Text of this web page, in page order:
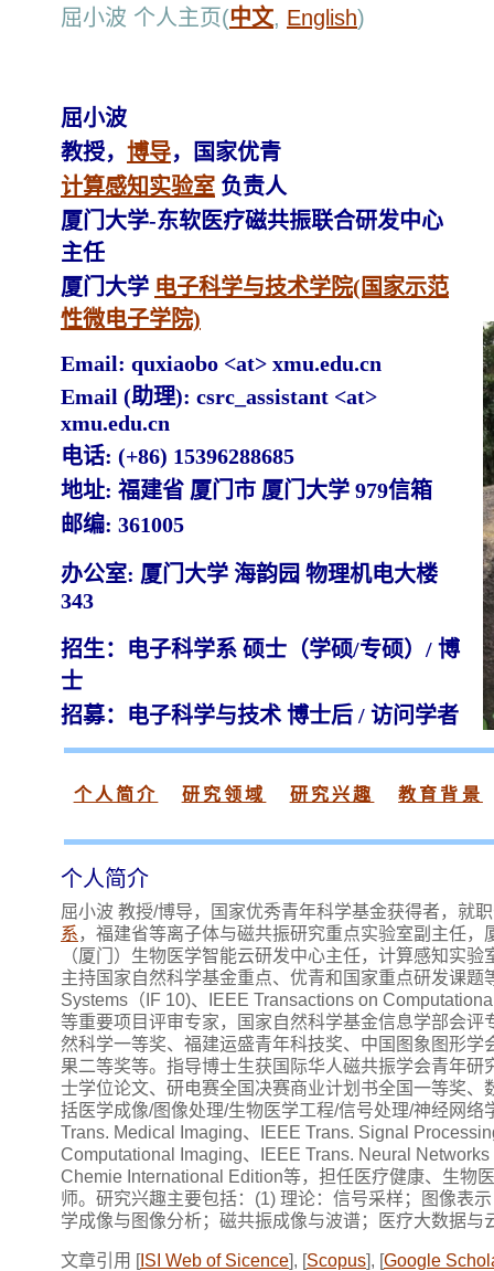
屈小波 个人主页(中文, English)
屈小波
教授， 博导，国家优青
计算感知实验室 负责人
厦门大学-东软医疗磁共振联合研发中心
主任
厦门大学 电子科学与技术学院(国家示范
性微电子学院)
Email: quxiaobo <at> xmu.edu.cn
Email (助理): csrc_assistant <at>
xmu.edu.cn
电话: (+86) 15396288685
地址: 福建省 厦门市 厦门大学 979信箱
邮编: 361005
办公室: 厦门大学 海韵园 物理机电大楼
343
招生：电子科学系 硕士（学硕/专硕）/ 博
士
招募：电子科学与技术 博士后 / 访问学者
个人简介 研究领域 研究兴趣 教育背景
个人简介
屈小波 教授/博导，国家优秀青年科学基金获得者，就
系 ，福建省等离子体与磁共振研究重点实验室副主任
（厦门）生物医学智能云研发中心主任，计算感知实
主持国家自然科学基金重点、优青和国家重点研发课
Systems（IF 10)、IEEE Transactions on
等重要项目评审专家，国家自然科学基金信息学部会
然科学一等奖、福建运盛青年科技奖、中国图象图形
果二等奖等。指导博士生获国际华人磁共振学会青年
士学位论文、研电赛全国决赛商业计划书全国一等奖
括医学成像/图像处理/生物医学工程/信号处理/神经网
Trans. Medical Imaging、IEEE Trans. Signal
Computational Imaging、IEEE Trans. Neural
Chemie International Edition等，担任医疗健康、生物
师。研究兴趣主要包括：(1) 理论：信号采样；图像表
学成像与图像分析；磁共振成像与波谱；医疗大数据与
文章引用 [ISI Web of Sicence], [Scopus], [Google